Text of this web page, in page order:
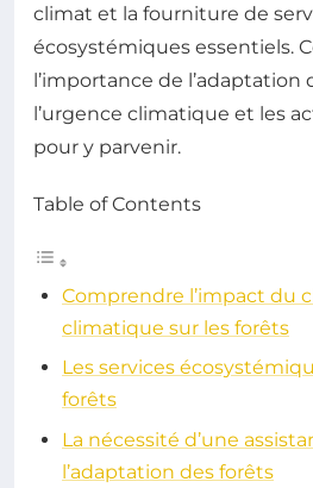
climat et la fourniture de
écosystémiques essentiels.
l’importance de l’adaptation
l’urgence climatique et les
pour y parvenir.
Table of Contents
Comprendre l’impact du
climatique sur les forêts
Les services
forêts
La nécessité d’une
l’adaptation des forêts